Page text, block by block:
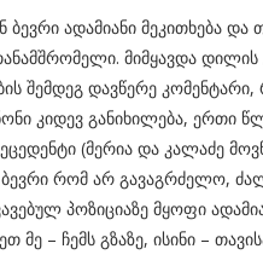
ბევრი ადამიანი მეკითხება
მიმყავდა დილის
შემდეგ დავწერე
კიდევ განიხილება, ერთი
(მერია და კალაძე
ბევრი რომ არ გავაგრძელო,
პოზიციაზე მყოფი
მე – ჩემს გზაზე, ისინი –